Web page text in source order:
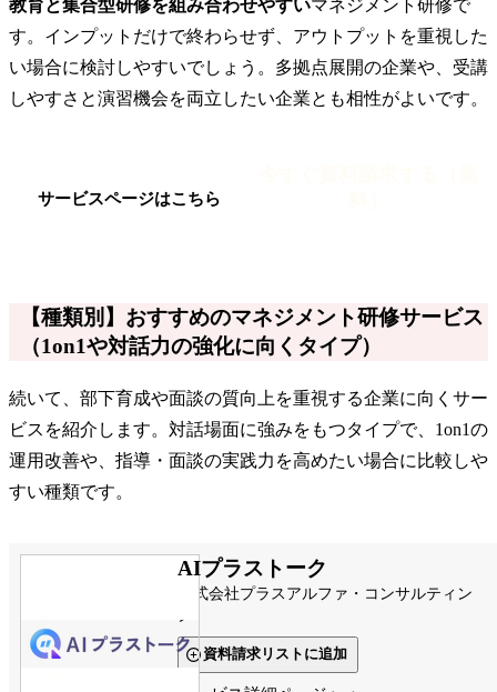
教育と集合型研修を組み合わせやすいマネジメント研修で
す。インプットだけで終わらせず、アウトプットを重視した
い場合に検討しやすいでしょう。多拠点展開の企業や、受講
しやすさと演習機会を両立したい企業とも相性がよいです。
サービスページはこちら
【種類別】おすすめのマネジメント研修サービス
（1on1や対話力の強化に向くタイプ）
続いて、部下育成や面談の質向上を重視する企業に向くサー
ビスを紹介します。対話場面に強みをもつタイプで、1on1の
運用改善や、指導・面談の実践力を高めたい場合に比較しや
すい種類です。
AIプラストーク
株式会社プラスアルファ・コンサルティン
資料請求リストに追加